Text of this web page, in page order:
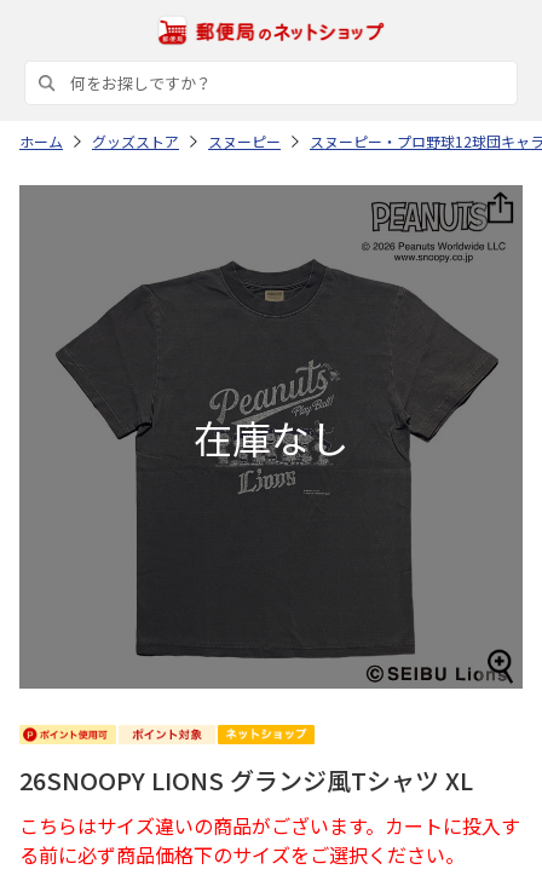
ホーム グッズストア スヌーピー スヌーピー・プロ野球12球団キャ
26SNOOPY LIONS グランジ風Tシャツ XL
こちらはサイズ違いの商品がございます。カートに投入す
る前に必ず商品価格下のサイズをご選択ください。